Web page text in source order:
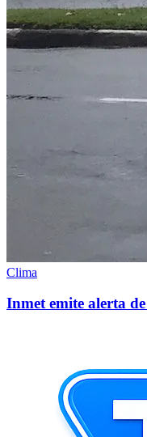
Clima
Inmet emite alerta